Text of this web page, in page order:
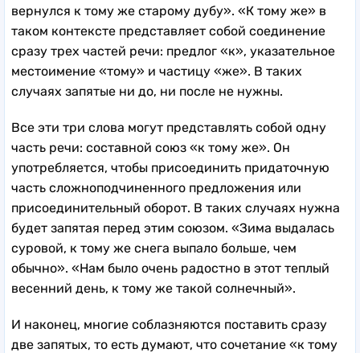
вернулся к тому же старому дубу». «К тому же» в
таком контексте представляет собой соединение
сразу трех частей речи: предлог «к», указательное
местоимение «тому» и частицу «же». В таких
случаях запятые ни до, ни после не нужны.
Все эти три слова могут представлять собой одну
часть речи: составной союз «к тому же». Он
употребляется, чтобы присоединить придаточную
часть сложноподчиненного предложения или
присоединительный оборот. В таких случаях нужна
будет запятая перед этим союзом. «Зима выдалась
суровой, к тому же снега выпало больше, чем
обычно». «Нам было очень радостно в этот теплый
весенний день, к тому же такой солнечный».
И наконец, многие соблазняются поставить сразу
две запятых, то есть думают, что сочетание «к тому